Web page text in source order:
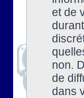
et de
non.
de
dans